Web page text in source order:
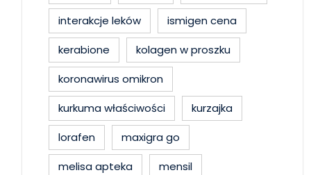
interakcje leków
ismigen cena
kerabione
kolagen w proszku
koronawirus omikron
kurkuma właściwości
kurzajka
lorafen
maxigra go
melisa apteka
mensil